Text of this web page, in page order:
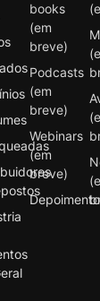
books
(em
breve)
Podcasts
(em
breve)
Webinars
(em
breve)